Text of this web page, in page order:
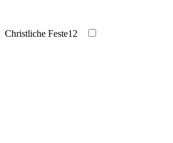
Christliche Feste12